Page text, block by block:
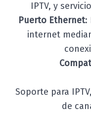
IPTV, y
Puerto Ethernet:
internet
Soporte para
de